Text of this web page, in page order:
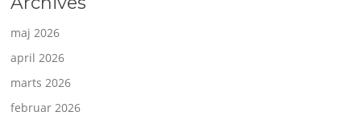
maj 2026
april 2026
marts 2026
februar 2026